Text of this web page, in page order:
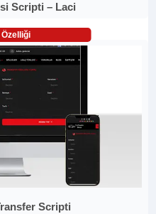
Scripti – Laci
Scripti